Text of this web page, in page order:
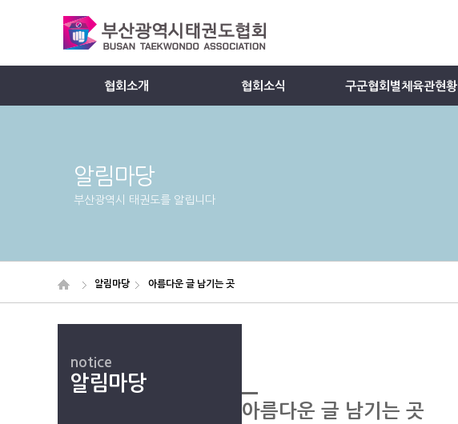
협회소개 협회소식 구군협회별체육관현황
알림마당
부산광역시 태권도를 알립니다
알림마당 아름다운 글 남기는 곳
notice
알림마당
아름다운 글 남기는 곳